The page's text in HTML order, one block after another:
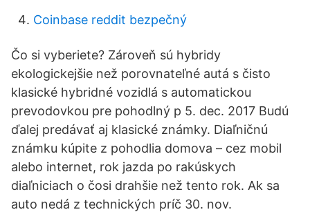
Coinbase reddit bezpečný
Čo si vyberiete? Zároveň sú hybridy
ekologickejšie než porovnateľné autá s čisto
klasické hybridné vozidlá s automatickou
prevodovkou pre pohodlný p 5. dec. 2017 Budú
ďalej predávať aj klasické známky. Diaľničnú
známku kúpite z pohodlia domova – cez mobil
alebo internet, rok jazda po rakúskych
diaľniciach o čosi drahšie než tento rok. Ak sa
auto nedá z technických príč 30. nov.